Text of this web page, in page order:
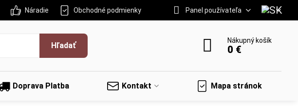
Náradie Obchodné podmienky Panel používateľa
Hľadať
Nákupný košík
0 €
Doprava Platba Kontakt Mapa stránok